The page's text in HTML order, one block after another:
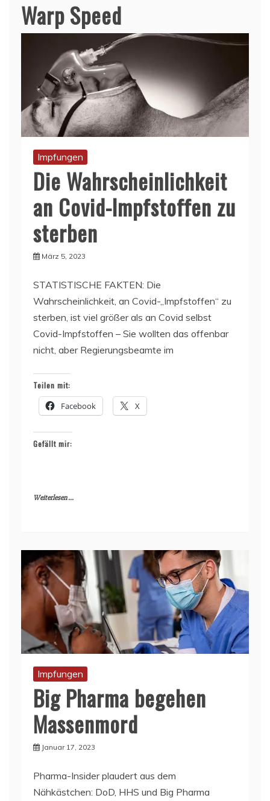
Warp Speed
Impfungen
Die Wahrscheinlichkeit
an Covid-Impfstoffen zu
sterben
März 5, 2023
STATISTISCHE FAKTEN: Die
Wahrscheinlichkeit, an Covid-„Impfstoffen“ zu
sterben, ist viel größer als an Covid selbst
Covid-Impfstoffen – Sie wollten das offenbar
nicht, aber Regierungsbeamte im
Teilen mit:
Facebook X
Gefällt mir:
Weiterlesen ...
Impfungen
Big Pharma begehen
Massenmord
Januar 17, 2023
Pharma-Insider plaudert aus dem
Nähkästchen: DoD, HHS und Big Pharma